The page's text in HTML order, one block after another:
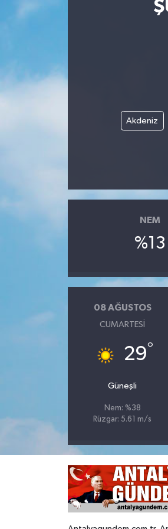
Akdeniz
NEM
%13
08 AĞUSTOS
CUMARTESI
29°
Güneşli
Nem: %38
Rüzgar: 5.61 m/s
Magazin